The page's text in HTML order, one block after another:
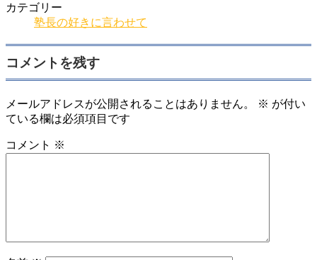
カテゴリー
塾長の好きに言わせて
コメントを残す
メールアドレスが公開されることはありません。 ※ が付い
ている欄は必須項目です
コメント ※